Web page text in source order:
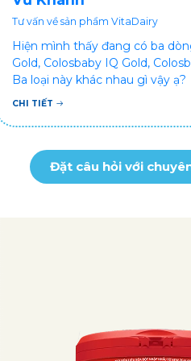
Tư vấn về sản phẩm VitaDairy
Hiện mình thấy đang có ba
Gold, Colosbaby IQ Gold,
Ba loại này khác nhau gì vậy ạ?
CHI TIẾT
Đặt câu hỏi với